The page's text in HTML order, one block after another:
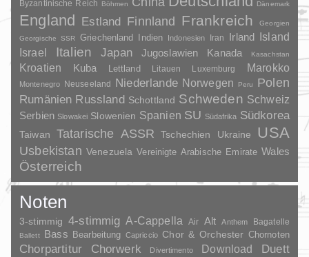
Byzantinische Reich Böhmen Dänemark
England Estland Finnland Frankreich
Georgien
Georgische SSR
Griechenland Indien Indonesien Iran Irland
Island
Israel
Italien Japan Jugoslawien Kanada Kasachstan
Kroatien Kuba Lettland Litauen Luxemburg Marokko
Montenegro Neuseeland Niederlande Norwegen Peru
Polen
Rumänien Russland Schottland Schweden Schweiz
Serbien Slowakei Slowenien Spanien SU Südafrika Südkorea
Taiwan Tatarische ASSR Tschechien Ukraine USA
Usbekistan Venezuela Vereinigte Arabische Emirate Wales
Österreich
Noten
3-stimmig 4-stimmig A-Cappella Air Alt Anthem Bagatelle
Ballett Bass Bearbeitung Capriccio Chor & Orchester Chornoten
Chorpartitur Chorwerk Divertimento Download
Duett